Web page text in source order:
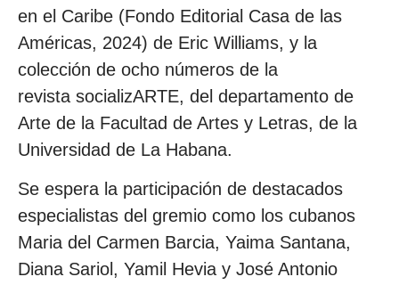
en el Caribe (Fondo Editorial Casa de las
Américas, 2024) de Eric Williams, y la
colección de ocho números de la
revista socializARTE, del departamento de
Arte de la Facultad de Artes y Letras, de la
Universidad de La Habana.
Se espera la participación de destacados
especialistas del gremio como los cubanos
Maria del Carmen Barcia, Yaima Santana,
Diana Sariol, Yamil Hevia y José Antonio